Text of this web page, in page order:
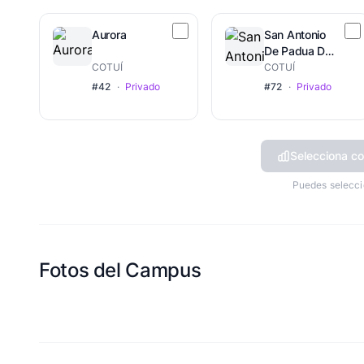
Aurora
COTUÍ
#42 · Privado
San Antonio
De Padua De
Cotui
COTUÍ
#72 · Privado
Selecciona
Puedes
Fotos del Campus